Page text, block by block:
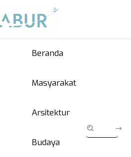
Beranda
Masyarakat
Arsitektur
Budaya